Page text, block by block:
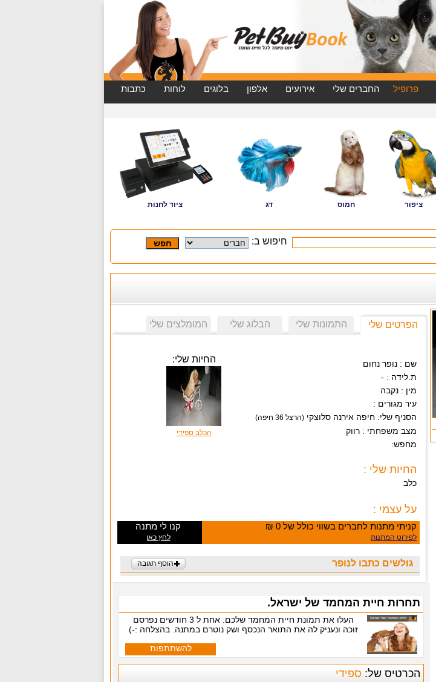
פרופיל החברים שלי אירועים אלפון בלוגים לוחות כתבות
ציפור חמוס דג ציוד לחנות
חיפוש ב:
הפרטים שלי התמונות שלי הבלוג שלי המומלצים שלי
שם : נופר נחום
ת.לידה : -
מין : נקבה
עיר מגורים :
הסניף שלי: חיפה אירנה סלוצקי (הרצל 36 חיפה)
מצב משפחתי : רווק
מחפש:
החיות שלי :
כלב
על עצמי :
החיות שלי:
הכלב ספידי
קניתי מתנות לחברים בשווי כולל של 0 ₪
לפירוט המתנות
קנו לי מתנה
לחץ כאן
גולשים כתבו לנופר
תחרות חיית המחמד של ישראל.
העלו את תמונת חיית המחמד שלכם. אחת ל 3 חודשים נפרסם
זוכה ונעניק לה את התואר הנכסף ושק נוטרם במתנה. בהצלחה :-)
להשתתפות
הכרטיס של: ספידי